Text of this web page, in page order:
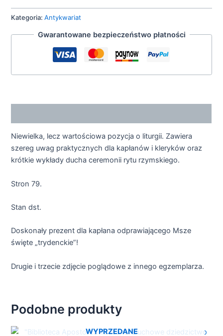
Kategoria:Antykwariat
Gwarantowane bezpieczeństwo płatności
Niewielka, lecz wartościowa pozycja o liturgii. Zawiera
szereg uwag praktycznych dla kapłanów i kleryków oraz
krótkie wykłady ducha ceremonii rytu rzymskiego.
Stron 79.
Stan dst.
Doskonały prezent dla kapłana odprawiającego Msze
święte „trydenckie”!
Drugie i trzecie zdjęcie poglądowe z innego egzemplarza.
Podobne produkty
WYPRZEDANE